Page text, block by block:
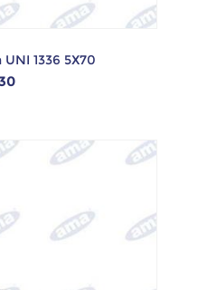
1336 5X70